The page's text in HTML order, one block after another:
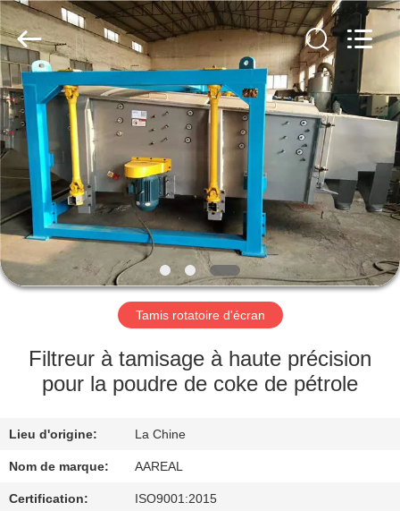
À
LA
MAISON
PRODUITS
À
PROPOS
NOUS
DE
L'USINE
2026
Xinxiang
AAREAL
Machine
Co.,Ltd.
All
Rights
Reserved.
Tamis rotatoire d'écran
Filtreur à tamisage à haute précision
pour la poudre de coke de pétrole
Lieu d'origine: La Chine
Nom de marque: AAREAL
Certification: ISO9001:2015